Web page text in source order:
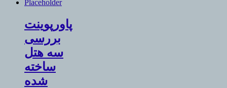
پاورپوینت
بررسی
سه هتل
ساخته
شده